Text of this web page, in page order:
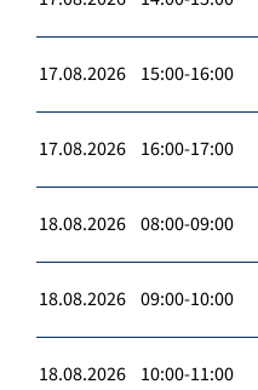
17.08.2026 15:00-16:00
17.08.2026 16:00-17:00
18.08.2026 08:00-09:00
18.08.2026 09:00-10:00
18.08.2026 10:00-11:00